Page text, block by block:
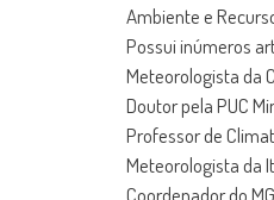
Ambiente e
Possui inúmeros
Meteorologista da
Doutor pela PUC
Professor de
Meteorologista da
Coordenador do